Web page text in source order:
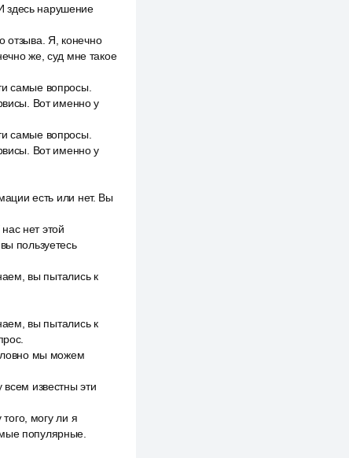
здесь нарушение
отзыва. Я, конечно
же, суд мне такое
самые вопросы.
Вот именно у
самые вопросы.
Вот именно у
есть или нет. Вы
нет этой
пользуетесь
вы пытались к
вы пытались к
мы можем
известны эти
могу ли я
популярные.